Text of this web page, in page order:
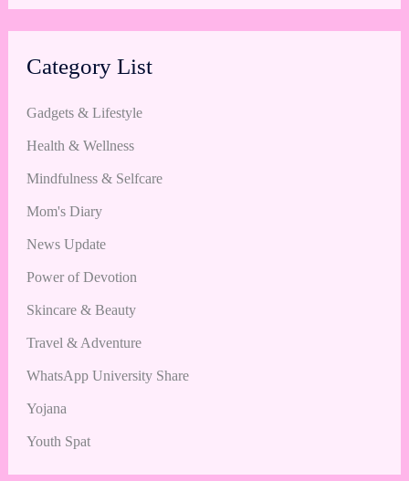
Category List
Gadgets & Lifestyle
Health & Wellness
Mindfulness & Selfcare
Mom's Diary
News Update
Power of Devotion
Skincare & Beauty
Travel & Adventure
WhatsApp University Share
Yojana
Youth Spat